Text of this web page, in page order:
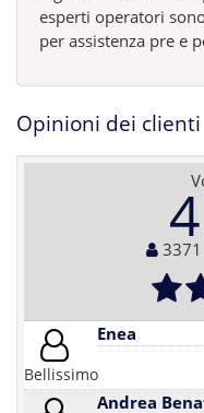
esperti operatori
per assistenza pre e
Opinioni dei clienti
Enea
Bellissimo
Andrea